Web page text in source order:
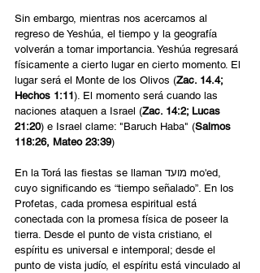
Sin embargo, mientras nos acercamos al
regreso de Yeshúa, el tiempo y la geografía
volverán a tomar importancia. Yeshúa regresará
físicamente a cierto lugar en cierto momento. El
lugar será el Monte de los Olivos (Zac. 14.4;
Hechos 1:11). El momento será cuando las
naciones ataquen a Israel (Zac. 14:2; Lucas
21:20) e Israel clame: "Baruch Haba" (Salmos
118:26, Mateo 23:39)
En la Torá las fiestas se llaman מועד mo'ed,
cuyo significando es “tiempo señalado”. En los
Profetas, cada promesa espiritual está
conectada con la promesa física de poseer la
tierra. Desde el punto de vista cristiano, el
espíritu es universal e intemporal; desde el
punto de vista judío, el espíritu está vinculado al